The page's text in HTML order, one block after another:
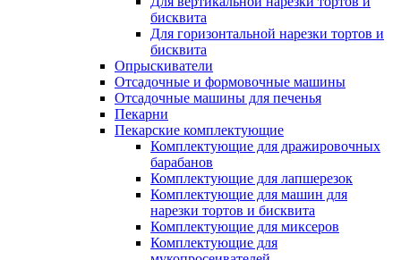
бисквита
Для горизонтальной нарезки тортов и
бисквита
Опрыскиватели
Отсадочные и формовочные машины
Отсадочные машины для печенья
Пекарни
Пекарские комплектующие
Комплектующие для дражировочных
барабанов
Комплектующие для лапшерезок
Комплектующие для машин для
нарезки тортов и бисквита
Комплектующие для миксеров
Комплектующие для